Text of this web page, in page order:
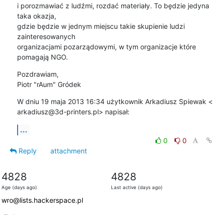
i porozmawiać z ludźmi, rozdać materiały. To będzie jedyna
taka okazja,
gdzie będzie w jednym miejscu takie skupienie ludzi
zainteresowanych
organizacjami pozarządowymi, w tym organizacje które
pomagają NGO.
Pozdrawiam,
Piotr "rAum" Gródek
W dniu 19 maja 2013 16:34 użytkownik Arkadiusz Spiewak <
arkadiusz@3d-printers.pl> napisał:
...
0
0
Reply
attachment
4828
Age (days ago)
4828
Last active (days ago)
wro@lists.hackerspace.pl